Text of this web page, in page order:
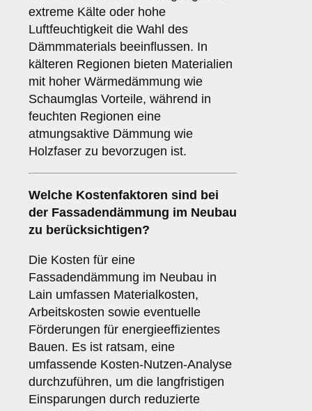
extreme Kälte oder hohe
Luftfeuchtigkeit die Wahl des
Dämmmaterials beeinflussen. In
kälteren Regionen bieten Materialien
mit hoher Wärmedämmung wie
Schaumglas Vorteile, während in
feuchten Regionen eine
atmungsaktive Dämmung wie
Holzfaser zu bevorzugen ist.
Welche Kostenfaktoren sind bei
der Fassadendämmung im Neubau
zu berücksichtigen?
Die Kosten für eine
Fassadendämmung im Neubau in
Lain umfassen Materialkosten,
Arbeitskosten sowie eventuelle
Förderungen für energieeffizientes
Bauen. Es ist ratsam, eine
umfassende Kosten-Nutzen-Analyse
durchzuführen, um die langfristigen
Einsparungen durch reduzierte